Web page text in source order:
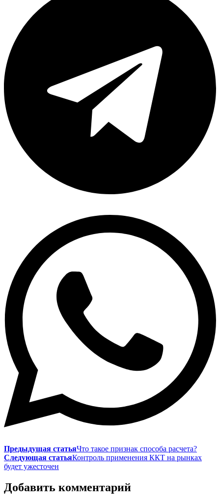
Предыдущая статьяЧто такое признак способа расчета?
Следующая статьяКонтроль применения ККТ на рынках
будет ужесточен
Добавить комментарий